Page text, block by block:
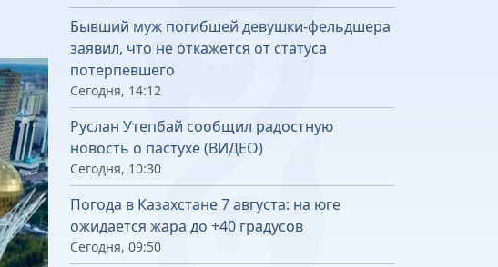
Бывший муж погибшей девушки-фельдшера
заявил, что не откажется от статуса
потерпевшего
Сегодня, 14:12
Руслан Утепбай сообщил радостную
новость о пастухе (ВИДЕО)
Сегодня, 10:30
Погода в Казахстане 7 августа: на юге
ожидается жара до +40 градусов
Сегодня, 09:50